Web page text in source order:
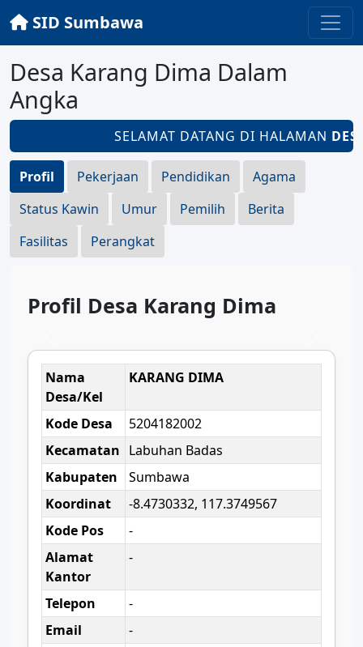
SID Sumbawa
Desa Karang Dima Dalam
Angka
SELAMAT DATANG DI HALAMANDESA
Profil Pekerjaan Pendidikan
Agama
Status Kawin
Umur Pemilih
Berita
Fasilitas
Perangkat
Profil Desa Karang Dima
Nama
Desa/Kel
KARANG DIMA
Kode Desa
5204182002
Kecamatan Labuhan Badas
Kabupaten
Sumbawa
Koordinat
-8.4730332, 117.3749567
Kode Pos
-
Alamat
Kantor
-
Telepon
-
Email
-